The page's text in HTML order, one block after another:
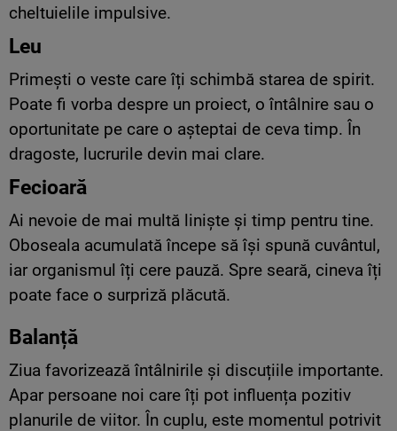
cheltuielile impulsive.
Leu
Primești o veste care îți schimbă starea de spirit.
Poate fi vorba despre un proiect, o întâlnire sau o
oportunitate pe care o așteptai de ceva timp. În
dragoste, lucrurile devin mai clare.
Fecioară
Ai nevoie de mai multă liniște și timp pentru tine.
Oboseala acumulată începe să își spună cuvântul,
iar organismul îți cere pauză. Spre seară, cineva îți
poate face o surpriză plăcută.
Balanță
Ziua favorizează întâlnirile și discuțiile importante.
Apar persoane noi care îți pot influența pozitiv
planurile de viitor. În cuplu, este momentul potrivit